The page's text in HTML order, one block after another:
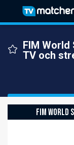
FIM World
TV och
FIM WORLD